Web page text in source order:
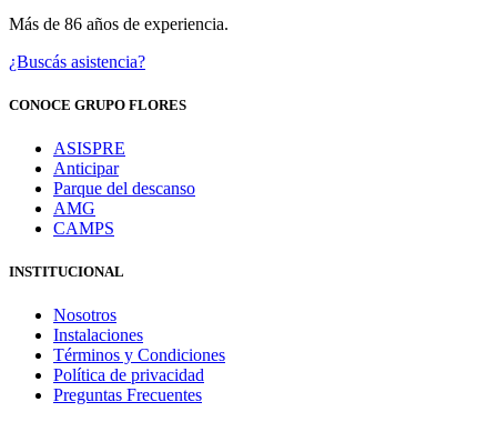
Más de 86 años de experiencia.
¿Buscás asistencia?
CONOCE GRUPO FLORES
ASISPRE
Anticipar
Parque del descanso
AMG
CAMPS
INSTITUCIONAL
Nosotros
Instalaciones
Términos y Condiciones
Política de privacidad
Preguntas Frecuentes